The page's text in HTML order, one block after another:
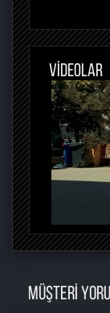
VİDEOLAR
MÜŞTERİ